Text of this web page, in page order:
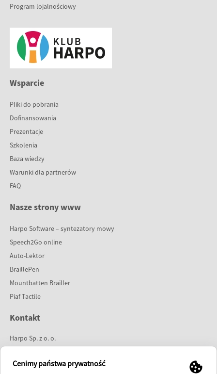
Program lojalnościowy
Wsparcie
Pliki do pobrania
Dofinansowania
Prezentacje
Szkolenia
Baza wiedzy
Warunki dla partnerów
FAQ
Nasze strony www
Harpo Software – syntezatory mowy
Speech2Go online
Auto-Lektor
BraillePen
Mountbatten Brailler
Piaf Tactile
Kontakt
Harpo Sp. z o. o.
61-737 Poznań
Cenimy państwa prywatność